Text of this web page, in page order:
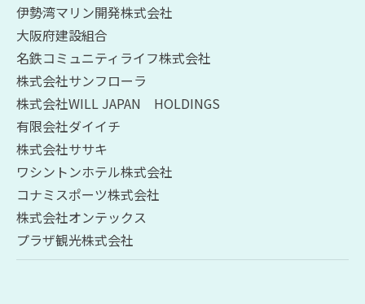
伊勢湾マリン開発株式会社
大阪府建設組合
名鉄コミュニティライフ株式会社
株式会社サンフローラ
株式会社WILL JAPAN HOLDINGS
有限会社ダイイチ
株式会社ササキ
ワシントンホテル株式会社
コナミスポーツ株式会社
株式会社オンテックス
プラザ観光株式会社